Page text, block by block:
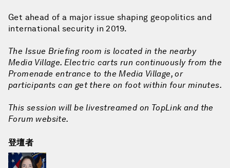
Get ahead of a major issue shaping geopolitics and
international security in 2019.
The Issue Briefing room is located in the nearby
Media Village. Electric carts run continuously from the
Promenade entrance to the Media Village, or
participants can get there on foot within four minutes.
This session will be livestreamed on TopLink and the
Forum website.
登壇者